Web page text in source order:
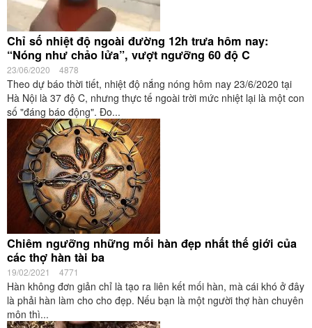
Chỉ số nhiệt độ ngoài đường 12h trưa hôm nay:
“Nóng như chảo lửa”, vượt ngưỡng 60 độ C
23/06/2020 4878
Theo dự báo thời tiết, nhiệt độ nắng nóng hôm nay 23/6/2020 tại
Hà Nội là 37 độ C, nhưng thực tế ngoài trời mức nhiệt lại là một con
số "đáng báo động". Đo...
Chiêm ngưỡng những mối hàn đẹp nhất thế giới của
các thợ hàn tài ba
19/02/2021 4771
Hàn không đơn giản chỉ là tạo ra liên kết mối hàn, mà cái khó ở đây
là phải hàn làm cho cho đẹp. Nếu bạn là một người thợ hàn chuyên
môn thì...